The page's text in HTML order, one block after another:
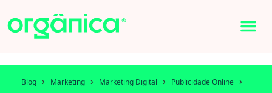
Blog › Marketing › Marketing Digital › Publicidade Online ›